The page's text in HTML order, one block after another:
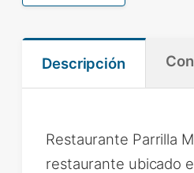
Descripción
Restaurante Parrilla
restaurante ubicado